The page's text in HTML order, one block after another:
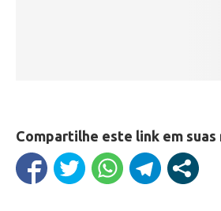
Compartilhe este link em suas